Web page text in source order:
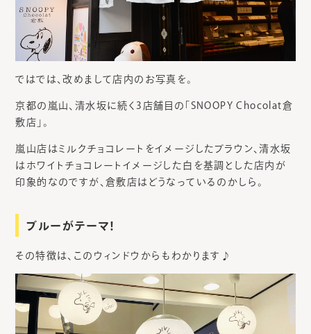
ではでは、改めまして店内のお写真を。
京都の嵐山、清水坂に続く3店舗目の「SNOOPY Chocolat倉
敷店」。
嵐山店はミルクチョコレートをイメージしたブラウン、清水坂
はホワイトチョコレートイメージした白を基調とした店内が
印象的なのですが、倉敷店はどうなっているのかしら。
ブルーがテーマ！
その特徴は、このウィンドウからもわかります♪